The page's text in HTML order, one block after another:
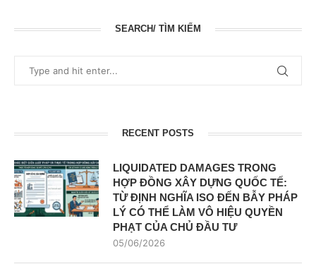
SEARCH/ TÌM KIẾM
RECENT POSTS
LIQUIDATED DAMAGES TRONG
HỢP ĐỒNG XÂY DỰNG QUỐC TẾ:
TỪ ĐỊNH NGHĨA ISO ĐẾN BẪY PHÁP
LÝ CÓ THỂ LÀM VÔ HIỆU QUYỀN
PHẠT CỦA CHỦ ĐẦU TƯ
05/06/2026